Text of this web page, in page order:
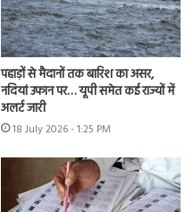
पहाड़ों से मैदानों तक बारिश का असर,
नदियां उफान पर… यूपी समेत कई राज्यों में
अलर्ट जारी
18 July 2026 - 1:25 PM